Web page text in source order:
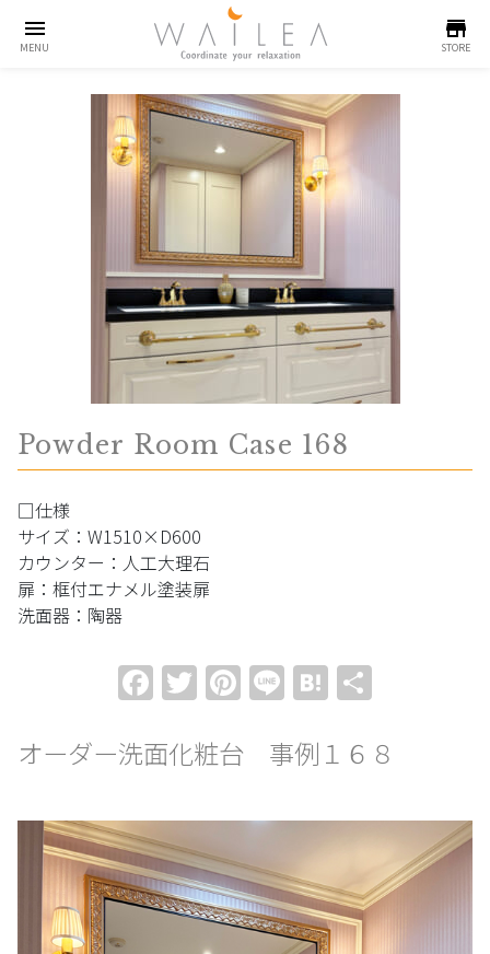
menu
MENU
store
STORE
Powder Room Case 168
□仕様
サイズ：W1510×D600
カウンター：人工大理石
扉：框付エナメル塗装扉
洗面器：陶器
Facebook
Twitter
Pinterest
LineHatena
オーダー洗面化粧台 事例１６８